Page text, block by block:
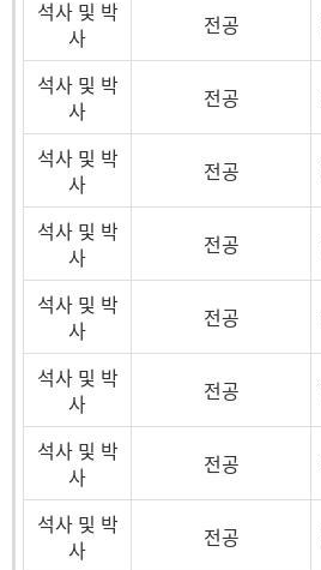
석사 및 박
사
전공
석사 및 박
사
전공
석사 및 박
사
전공
석사 및 박
사
전공
석사 및 박
사
전공
석사 및 박
사
전공
석사 및 박
사
전공
석사 및 박
사
전공